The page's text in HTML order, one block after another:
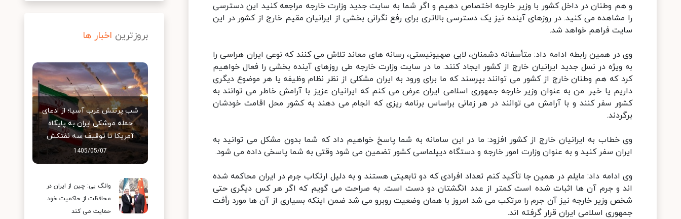
و هم وطنان در داخل کشور با وزیر خارجه اختصاص دهیم و اگر شما به سایت جدید وزارت خارجه مراجعه کنید این دسترسی
را مشاهده می کنید. در روزهای آینده نیز یک دسترسی بالاتری برای رفع نگرانی بخشی از ایرانیان مقیم خارج از کشور در این
سایت فراهم خواهد شد.
وی در همین رابطه ادامه داد: متأسفانه دشمنان، لابی صهیونیستی، رسانه های معاند تلاش می کنند که نوعی ایران هراسی را
به ویژه در نسل جدید ایرانیان خارج از کشور ایجاد کنند. ما در سایت وزارت خارجه طی روزهای آینده بخشی را فعال خواهیم
کرد که هم وطنان خارج از کشور می توانند بپرسند که ما برای ورود به ایران مشکلی از نظر نظام وظیفه یا هر موضوع دیگری
داریم یا خیر. من به عنوان وزیر خارجه جمهوری اسلامی ایران عرض می کنم که ایرانیان عزیز با آرامش خاطر می توانند به
کشور سفر کنند و با آرامش می توانند در هر زمانی براساس برنامه ریزی که انجام می دهند به کشور محل اقامت خودشان
برگردند.
وی خطاب به ایرانیان خارج از کشور افزود: ما در این سامانه به شما پاسخ خواهیم داد که شما بدون مشکل می توانید به
ایران سفر کنید و به عنوان وزارت امور خارجه و دستگاه دیپلماسی کشور تضمین می شود وقتی به شما پاسخی داده می شود.
وی ادامه داد: مایلم در همین جا تأکید کنم تعداد افرادی که دو تابعیتی هستند و به دلیل ارتکاب جرم در ایران محاکمه شده
اند و جرم آن ها اثبات شده است کمتر از عدد انگشتان دو دست است. به صراحت می گویم که اگر هر کس دیگری حتی
شخص وزیر خارجه نیز آن جرم را مرتکب می شد امروز با همان وضعیت روبرو می شد ضمن اینکه بسیاری از آن ها مورد رأفت
جمهوری اسلامی ایران قرار گرفته اند.
بروزترین اخبار ها
شب پرتنش غرب آسیا؛ از ادعای
حمله موشکی ایران به پایگاه
آمریکا تا توقیف سه نفتکش
1405/05/07
وانگ یی: چین از ایران در
محافظت از حاکمیت خود
حمایت می کند